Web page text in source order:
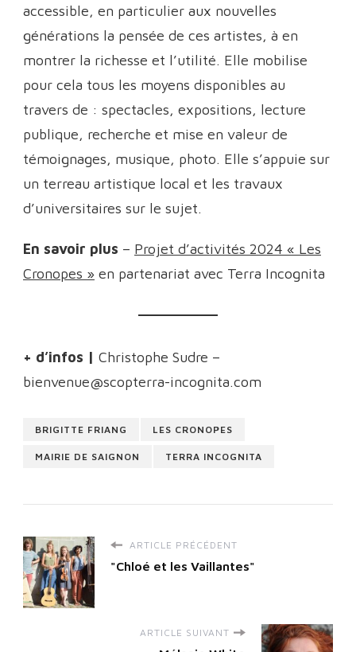
accessible, en particulier aux nouvelles
générations la pensée de ces artistes, à en
montrer la richesse et l’utilité. Elle mobilise
pour cela tous les moyens disponibles au
travers de : spectacles, expositions, lecture
publique, recherche et mise en valeur de
témoignages, musique, photo. Elle s’appuie sur
un terreau artistique local et les travaux
d’universitaires sur le sujet.
En savoir plus – Projet d’activités 2024 « Les
Cronopes » en partenariat avec Terra Incognita
+ d’infos | Christophe Sudre –
bienvenue@scopterra-incognita.com
BRIGITTE FRIANG LES CRONOPES
MAIRIE DE SAIGNON TERRA INCOGNITA
ARTICLE PRÉCÉDENT
"Chloé et les Vaillantes"
ARTICLE SUIVANT